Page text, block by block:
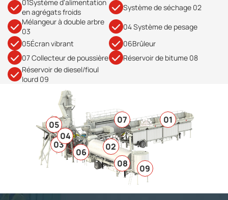
01Système d'alimentation
en agrégats froids
Système de séchage 02
Mélangeur à double arbre
03
04 Système de pesage
05Écran vibrant
06Brûleur
07 Collecteur de poussière
Réservoir de bitume 08
Réservoir de diesel/fioul
lourd 09
01
02
03
04
05
06
07
08 09